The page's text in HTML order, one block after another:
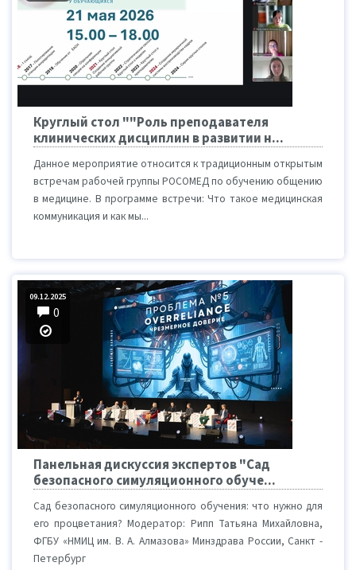
Круглый стол ""Роль преподавателя
клинических дисциплин в развитии н...
Данное мероприятие относится к традиционным открытым
встречам рабочей группы РОСОМЕД по обучению общению
в медицине. В программе встречи: Что такое медицинская
коммуникация и как мы...
09.12.2025
0
Панельная дискуссия экспертов "Сад
безопасного симуляционного обуче...
Сад безопасного симуляционного обучения: что нужно для
его процветания? Модератор: Рипп Татьяна Михайловна,
ФГБУ «НМИЦ им. В. А. Алмазова» Минздрава России, Санкт -
Петербург